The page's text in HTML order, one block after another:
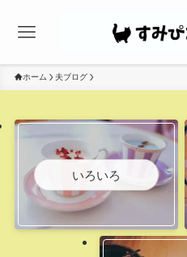
ホーム 夫ブログ
いろいろ